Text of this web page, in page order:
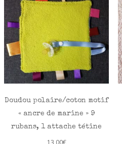
Doudou polaire/coton motif
« ancre de marine » 9
rubans, 1 attache tétine